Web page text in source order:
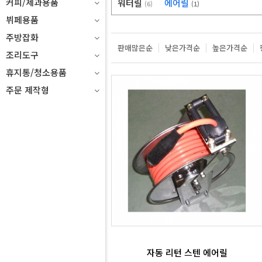
뷔페용품
주방잡화
조리도구
휴지통/청소용품
주문 제작형
워터릴 (6) 에어릴 (1)
판매많은순 낮은가격순 높은가격순
자동 리턴 스텐 에어릴